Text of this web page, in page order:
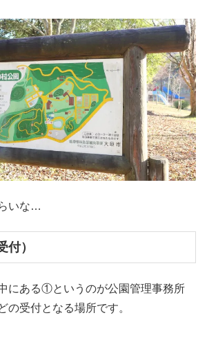
いな…
付）
にある①というのが公園管理事務所
の受付となる場所です。